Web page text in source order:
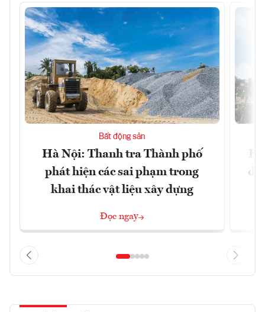
Bất động sản
Hà Nội: Thanh tra Thành phố
phát hiện các sai phạm trong
khai thác vật liệu xây dựng
Đọc ngay